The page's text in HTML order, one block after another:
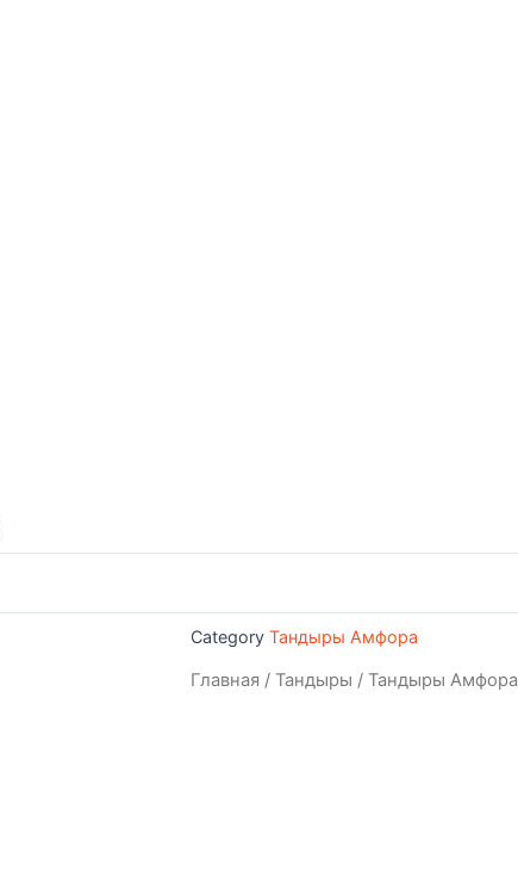
Category Тандыры Амфора
Главная /Тандыры /Тандыры Амфора